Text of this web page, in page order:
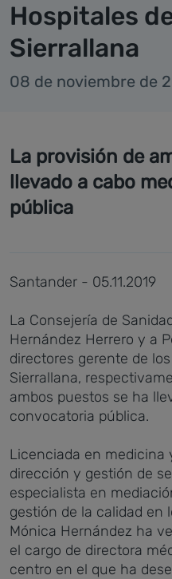
Hospitales
Sierrallana
08 de noviembre de
La provisión de
llevado a cabo
pública
Santander - 05.11.2019
La Consejería de
Hernández Herrero y a
directores gerente de
Sierrallana,
ambos puestos se ha
convocatoria pública.
Licenciada en medicina
dirección y gestión de
especialista en
gestión de la calidad en
Mónica Hernández ha
el cargo de directora
centro en el que ha